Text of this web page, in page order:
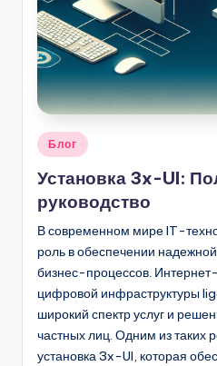
Опубликовано
Блог
Установка 3x-UI:
руководство
В современном мире IT-
роль в обеспечении
бизнес-процессов.
цифровой инфраструктуры
широкий спектр услуг и
частных лиц. Одним из таких
установка 3x-UI, которая